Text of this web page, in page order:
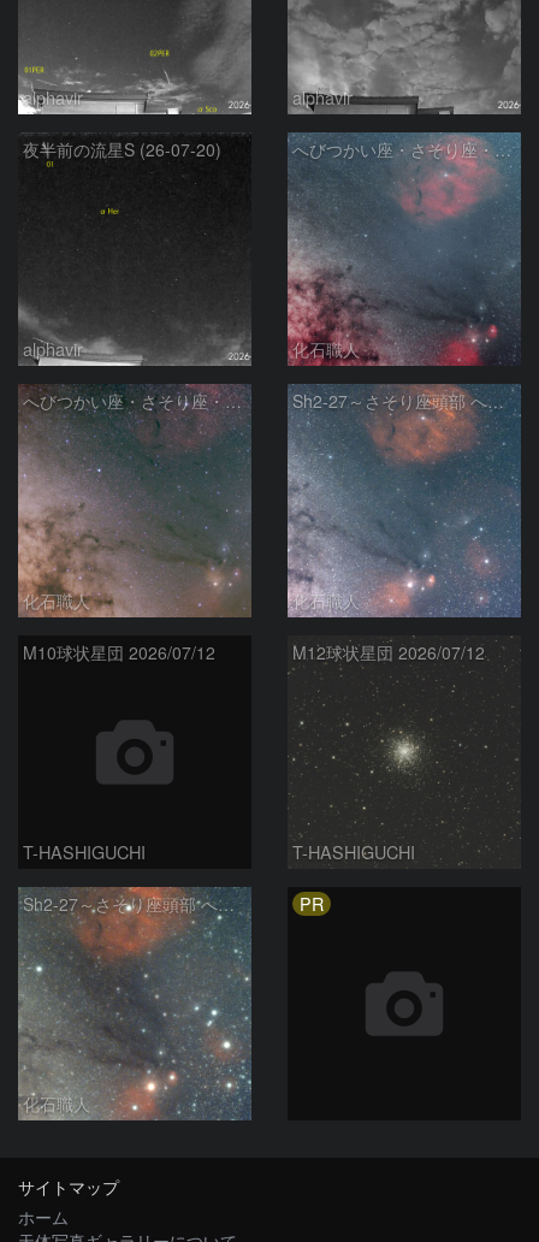
alphavir alphavir
夜半前の流星S (26-07-20)
alphavir
へびつかい座・さそり座・いて座と天の川
化石職人
へびつかい座・さそり座・いて座と天の川
化石職人
Sh2-27～さそり座頭部 へびつかい座 さそり座
化石職人
M10球状星団 2026/07/12
T-HASHIGUCHI
M12球状星団 2026/07/12
T-HASHIGUCHI
Sh2-27～さそり座頭部 へびつかい座 さそり座
化石職人
PR
サイトマップ
ホーム